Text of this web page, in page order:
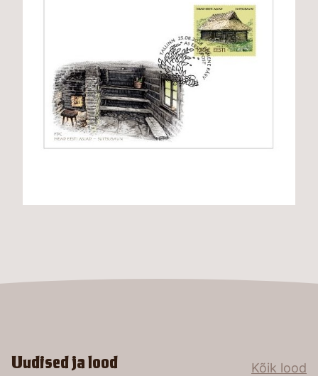
Uudised ja lood Kõik lood